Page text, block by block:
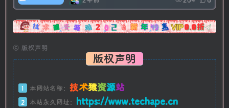
广告
© 版权声明
版权声明
1 本网站名称： 技术猿资源站
2 本站永久网址： https://www.techape.cn